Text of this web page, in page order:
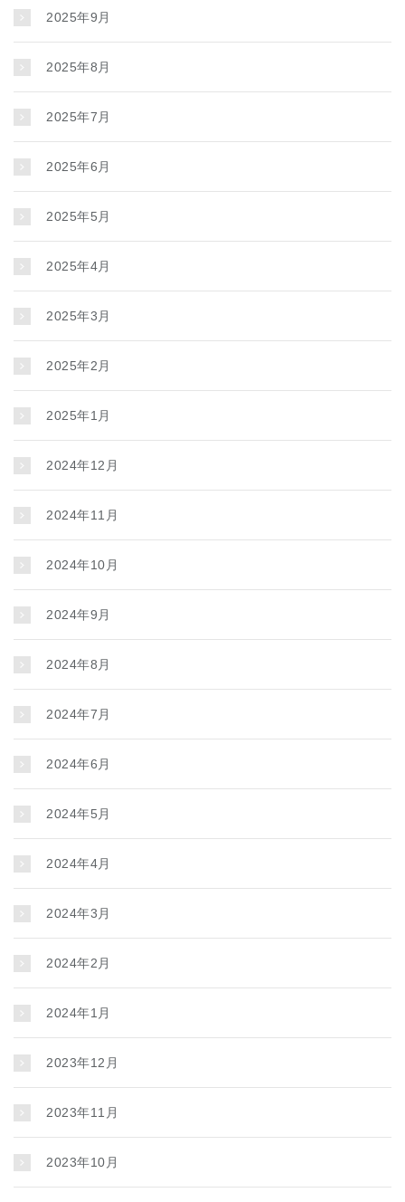
2025年9月
2025年8月
2025年7月
2025年6月
2025年5月
2025年4月
2025年3月
2025年2月
2025年1月
2024年12月
2024年11月
2024年10月
2024年9月
2024年8月
2024年7月
2024年6月
2024年5月
2024年4月
2024年3月
2024年2月
2024年1月
2023年12月
2023年11月
2023年10月